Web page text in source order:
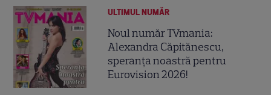
ULTIMUL NUMĂR
Noul număr TVmania:
Alexandra Căpitănescu,
speranța noastră pentru
Eurovision 2026!